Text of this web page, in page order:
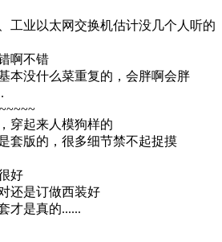
工业以太网交换机估计没几个人听的
啊不错
本没什么菜重复的，会胖啊会胖
穿起来人模狗样的
套版的，很多细节禁不起捉摸
好
还是订做西装好
才是真的......